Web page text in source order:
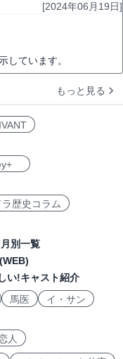
[2024年06月19日]
しています。
もっと見る
歴史コラム
別一覧
い!キャスト紹介
馬医
イ・サン
人